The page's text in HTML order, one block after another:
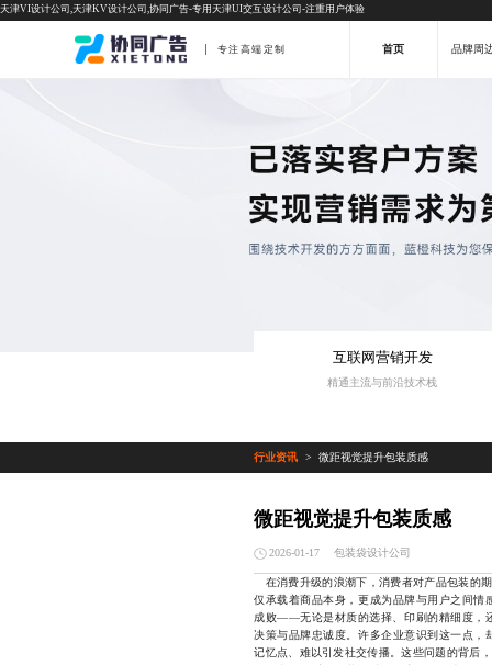
天津VI设计公司,天津KV设计公司,协同广告-专用天津UI交互设计公司-注重用户体验
专注高端定制 首页 品牌周
互联网营销开发
精通主流与前沿技术栈
行业资讯 > 微距视觉提升包装质感
微距视觉提升包装质感
2026-01-17 包装袋设计公司
在消费升级的浪潮下，消费者对产品包装的
仅承载着商品本身，更成为品牌与用户之间
成败——无论是材质的选择、印刷的精细度，
决策与品牌忠诚度。许多企业意识到这一点
记忆点、难以引发社交传播。这些问题的背后